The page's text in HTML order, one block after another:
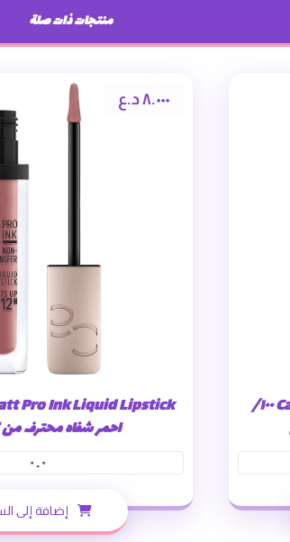
منتجات ذات صلة
Catrice Matt Pro Ink Liquid Lipstick ١٠٠/
احمر شفاه محترف
٠.٠
٨.٠٠٠د.ع
إضافة إلى